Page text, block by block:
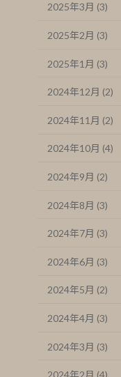
2025年3月 (3)
2025年2月 (3)
2025年1月 (3)
2024年12月 (2)
2024年11月 (2)
2024年10月 (4)
2024年9月 (2)
2024年8月 (3)
2024年7月 (3)
2024年6月 (3)
2024年5月 (2)
2024年4月 (3)
2024年3月 (3)